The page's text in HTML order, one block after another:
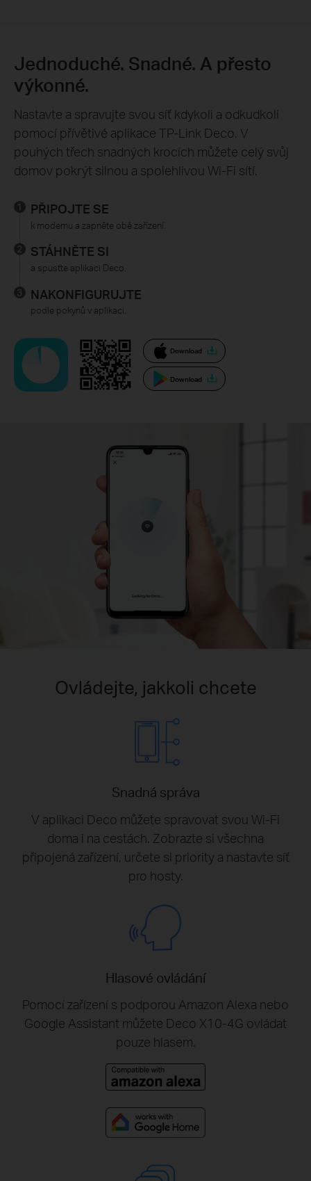
Jednoduché. Snadné. A přesto
výkonné.
Nastavte a spravujte svou síť kdykoli a odkudkoli
pomocí přívětivé aplikace TP-Link Deco. V
pouhých třech snadných krocích můžete celý svůj
domov pokrýt silnou a spolehlivou Wi-Fi sítí.
PŘIPOJTE SE
k modemu a zapněte obě zařízení.
STÁHNĚTE SI
a spusťte aplikaci Deco.
NAKONFIGURUJTE
podle pokynů v aplikaci.
Download
Download
Ovládejte, jakkoli chcete
Snadná správa
V aplikaci Deco můžete spravovat svou Wi-Fi
doma i na cestách. Zobrazte si všechna
připojená zařízení, určete si priority a nastavte síť
pro hosty.
Hlasové ovládání
Pomocí zařízení s podporou Amazon Alexa nebo
Google Assistant můžete Deco X10-4G ovládat
pouze hlasem.